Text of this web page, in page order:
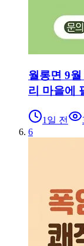
월롱면 9
리 마을에
1일 전
6